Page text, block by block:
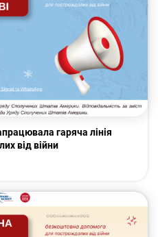
гаряча лінія
від війни